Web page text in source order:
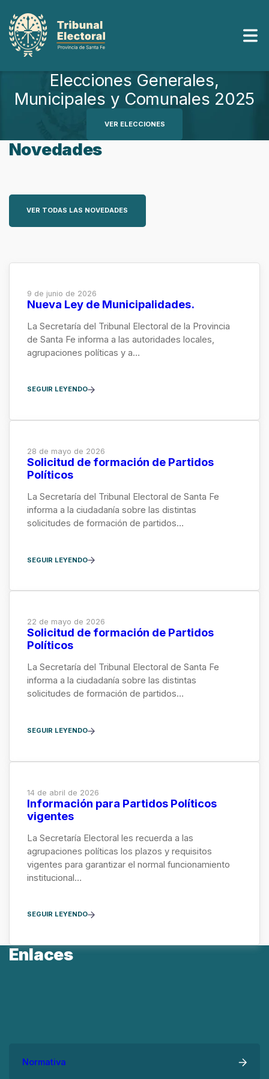
contenido
Elecciones Generales,
Municipales y Comunales 2025
VER ELECCIONES
Novedades
VER TODAS LAS NOVEDADES
9 de junio de 2026
Nueva Ley de Municipalidades.
La Secretaría del Tribunal Electoral de la Provincia
de Santa Fe informa a las autoridades locales,
agrupaciones políticas y a…
SEGUIR LEYENDO
28 de mayo de 2026
Solicitud de formación de Partidos
Políticos
La Secretaría del Tribunal Electoral de Santa Fe
informa a la ciudadanía sobre las distintas
solicitudes de formación de partidos…
SEGUIR LEYENDO
22 de mayo de 2026
Solicitud de formación de Partidos
Políticos
La Secretaría del Tribunal Electoral de Santa Fe
informa a la ciudadanía sobre las distintas
solicitudes de formación de partidos…
SEGUIR LEYENDO
14 de abril de 2026
Información para Partidos Políticos
vigentes
La Secretaría Electoral les recuerda a las
agrupaciones políticas los plazos y requisitos
vigentes para garantizar el normal funcionamiento
institucional…
SEGUIR LEYENDO
Enlaces
Normativa